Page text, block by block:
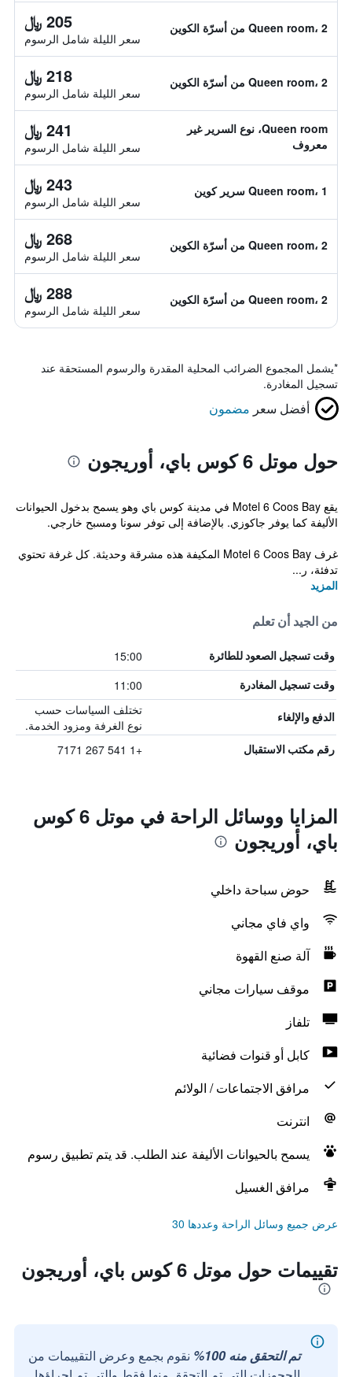
Queen room، 2 من أسرّة الكوين 205 ﷼
سعر الليلة شامل الرسوم
Queen room، 2 من أسرّة الكوين 218 ﷼
سعر الليلة شامل الرسوم
Queen room، نوع السرير غير
معروف
241 ﷼
سعر الليلة شامل الرسوم
Queen room، 1 سرير كوين 243 ﷼
سعر الليلة شامل الرسوم
Queen room، 2 من أسرّة الكوين 268 ﷼
سعر الليلة شامل الرسوم
Queen room، 2 من أسرّة الكوين 288 ﷼
سعر الليلة شامل الرسوم
*يشمل المجموع الضرائب المحلية المقدرة والرسوم المستحقة عند
تسجيل المغادرة.
أفضل سعر مضمون
حول موتل 6 كوس باي، أوريجون
يقع Motel 6 Coos Bay في مدينة كوس باي وهو يسمح بدخول الحيوانات
الأليفة كما يوفر جاكوزي. بالإضافة إلى توفر سونا ومسبح خارجي.
غرف Motel 6 Coos Bay المكيفة هذه مشرقة وحديثة. كل غرفة تحتوي
تدفئة، ر...
المزيد
من الجيد أن تعلم
وقت تسجيل الصعود للطائرة 15:00
وقت تسجيل المغادرة 11:00
الدفع والإلغاء
تختلف السياسات حسب
نوع الغرفة ومزود الخدمة.
رقم مكتب الاستقبال +1 541 267 7171
المزايا ووسائل الراحة في موتل 6 كوس
باي، أوريجون
حوض سباحة داخلي
واي فاي مجاني
آلة صنع القهوة
موقف سيارات مجاني
تلفاز
كابل أو قنوات فضائية
مرافق الاجتماعات / الولائم
انترنت
يسمح بالحيوانات الأليفة عند الطلب. قد يتم تطبيق رسوم
مرافق الغسيل
عرض جميع وسائل الراحة وعددها 30
تقييمات حول موتل 6 كوس باي، أوريجون
تم التحقق منه 100%
نقوم بجمع وعرض التقييمات من